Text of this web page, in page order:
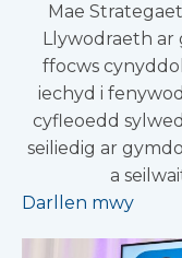
Mae
Llywodraeth
ffocws
iechyd i
cyfleoedd
seiliedig ar
a
Darllen mwy